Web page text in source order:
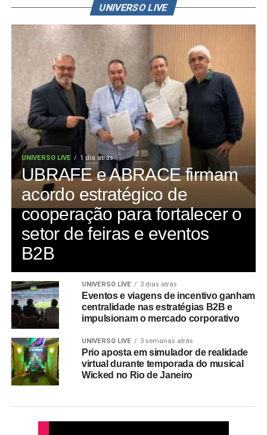
UNIVERSO LIVE
UNIVERSO LIVE 1 dia atrás
UBRAFE e ABRACE firmam
acordo estratégico de
cooperação para fortalecer o
setor de feiras e eventos
B2B
UNIVERSO LIVE 3 dias atrás
Eventos e viagens de incentivo ganham
centralidade nas estratégias B2B e
impulsionam o mercado corporativo
UNIVERSO LIVE 3 semanas atrás
Prio aposta em simulador de realidade
virtual durante temporada do musical
Wicked no Rio de Janeiro